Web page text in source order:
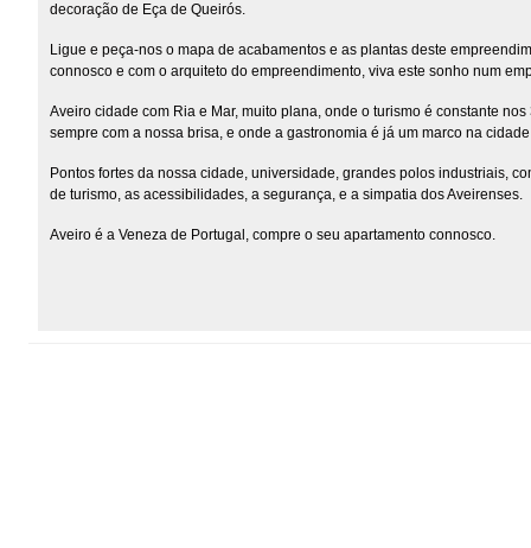
decoração de Eça de Queirós.
Ligue e peça-nos o mapa de acabamentos e as plantas deste
connosco e com o arquiteto do empreendimento, viva este sonho num
Aveiro cidade com Ria e Mar, muito plana, onde o turismo é constante
sempre com a nossa brisa, e onde a gastronomia é já um marco na
Pontos fortes da nossa cidade, universidade, grandes polos industriais,
de turismo, as acessibilidades, a segurança, e a simpatia dos Aveirenses.
Aveiro é a Veneza de Portugal, compre o seu apartamento connosco.